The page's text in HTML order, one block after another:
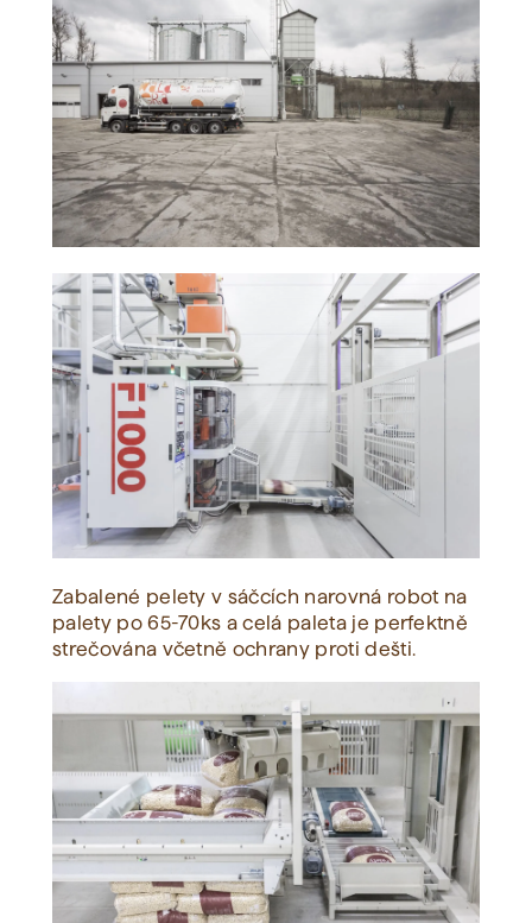
Zabalené pelety v sáčcích narovná robot na
palety po 65-70ks a celá paleta je perfektně
strečována včetně ochrany proti dešti.